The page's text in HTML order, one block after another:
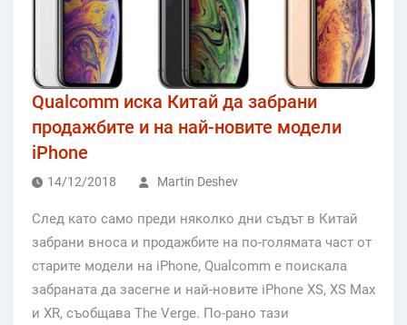
Qualcomm иска Китай да забрани
продажбите и на най-новите модели
iPhone
14/12/2018 Martin Deshev
След като само преди няколко дни съдът в Китай
забрани вноса и продажбите на по-голямата част от
старите модели на iPhone, Qualcomm е поискала
забраната да засегне и най-новите iPhone XS, XS Max
и XR, съобщава The Verge. По-рано тази